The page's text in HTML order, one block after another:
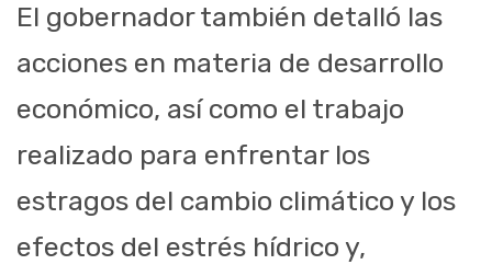
El gobernador también detalló las
acciones en materia de desarrollo
económico, así como el trabajo
realizado para enfrentar los
estragos del cambio climático y los
efectos del estrés hídrico y,